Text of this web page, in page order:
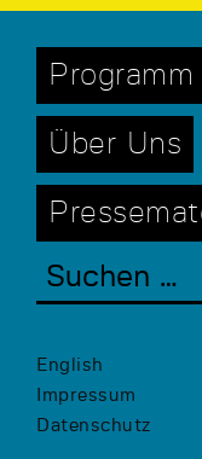
Programm
Über Uns
English
Impressum
Datenschutz